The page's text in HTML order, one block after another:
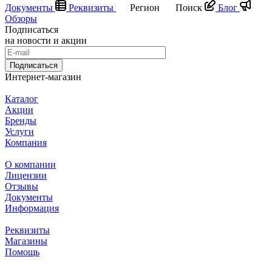
Документы
Реквизиты Регион Поиск
Блог
Обзоры
Подписаться
на новости и акции
Подписаться
Интернет-магазин
Каталог
Акции
Бренды
Услуги
Компания
О компании
Лицензии
Отзывы
Документы
Информация
Реквизиты
Магазины
Помощь